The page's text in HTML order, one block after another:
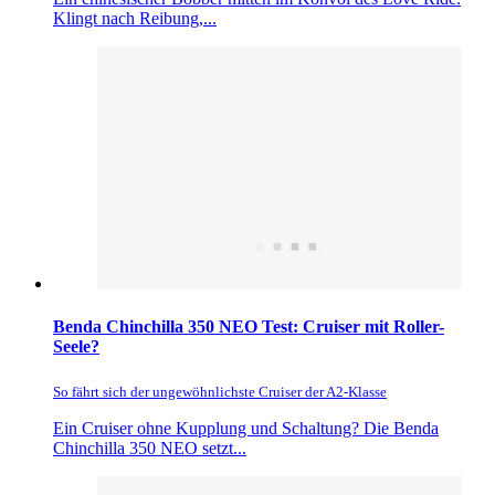
Klingt nach Reibung,...
Benda Chinchilla 350 NEO Test: Cruiser mit Roller-
Seele?
So fährt sich der ungewöhnlichste Cruiser der A2-Klasse
Ein Cruiser ohne Kupplung und Schaltung? Die Benda
Chinchilla 350 NEO setzt...